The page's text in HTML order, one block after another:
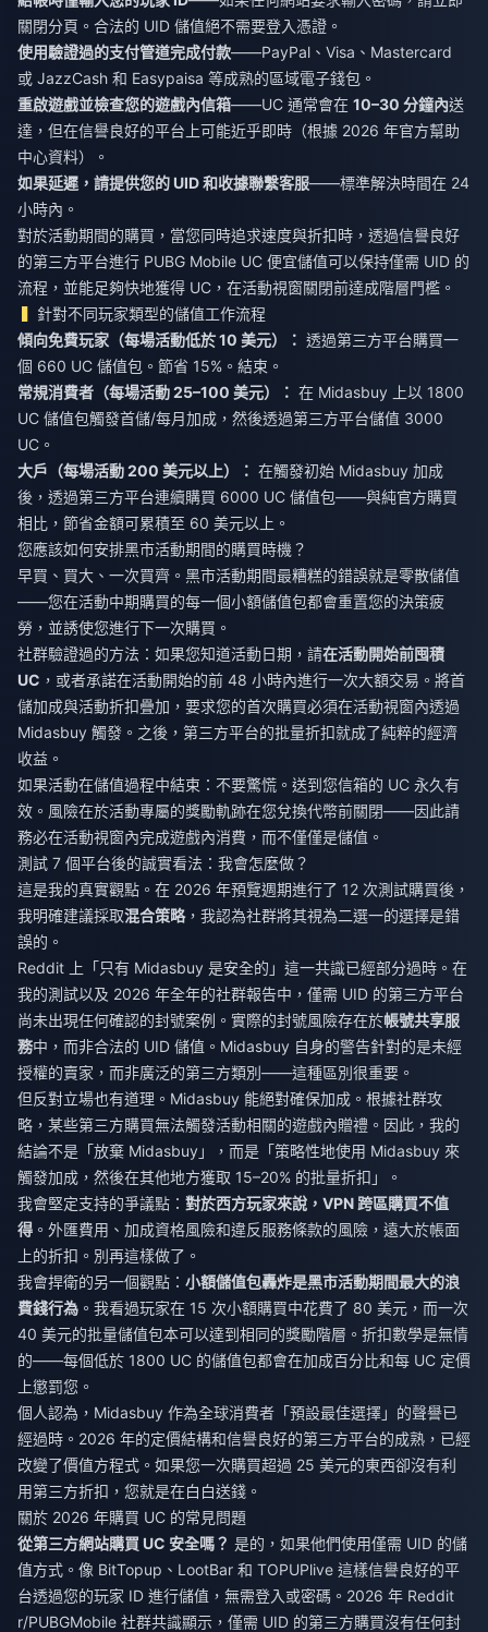
關閉分頁。合法的 UID 儲值絕不需要登入憑證。
使用驗證過的支付管道完成付款——PayPal、Visa、Mastercard
或 JazzCash 和 Easypaisa 等成熟的區域電子錢包。
重啟遊戲並檢查您的遊戲內信箱——UC 通常會在 10–30 分鐘內送
達，但在信譽良好的平台上可能近乎即時（根據 2026 年官方幫助
中心資料）。
如果延遲，請提供您的 UID 和收據聯繫客服——標準解決時間在 24
小時內。
對於活動期間的購買，當您同時追求速度與折扣時，透過信譽良好
的第三方平台進行 PUBG Mobile UC 便宜儲值可以保持僅需 UID 的
流程，並能足夠快地獲得 UC，在活動視窗關閉前達成階層門檻。
針對不同玩家類型的儲值工作流程
傾向免費玩家（每場活動低於 10 美元）： 透過第三方平台購買一
個 660 UC 儲值包。節省 15%。結束。
常規消費者（每場活動 25–100 美元）： 在 Midasbuy 上以 1800
UC 儲值包觸發首儲/每月加成，然後透過第三方平台儲值 3000
UC。
大戶（每場活動 200 美元以上）： 在觸發初始 Midasbuy 加成
後，透過第三方平台連續購買 6000 UC 儲值包——與純官方購買
相比，節省金額可累積至 60 美元以上。
您應該如何安排黑市活動期間的購買時機？
早買、買大、一次買齊。黑市活動期間最糟糕的錯誤就是零散儲值
——您在活動中期購買的每一個小額儲值包都會重置您的決策疲
勞，並誘使您進行下一次購買。
社群驗證過的方法：如果您知道活動日期，請在活動開始前囤積
UC ，或者承諾在活動開始的前 48 小時內進行一次大額交易。將首
儲加成與活動折扣疊加，要求您的首次購買必須在活動視窗內透過
Midasbuy 觸發。之後，第三方平台的批量折扣就成了純粹的經濟
收益。
如果活動在儲值過程中結束：不要驚慌。送到您信箱的 UC 永久有
效。風險在於活動專屬的獎勵軌跡在您兌換代幣前關閉——因此請
務必在活動視窗內完成遊戲內消費，而不僅僅是儲值。
測試 7 個平台後的誠實看法：我會怎麼做？
這是我的真實觀點。在 2026 年預覽週期進行了 12 次測試購買後，
我明確建議採取混合策略，我認為社群將其視為二選一的選擇是錯
誤的。
Reddit 上「只有 Midasbuy 是安全的」這一共識已經部分過時。在
我的測試以及 2026 年全年的社群報告中，僅需 UID 的第三方平台
尚未出現任何確認的封號案例。實際的封號風險存在於帳號共享服
務中，而非合法的 UID 儲值。Midasbuy 自身的警告針對的是未經
授權的賣家，而非廣泛的第三方類別——這種區別很重要。
但反對立場也有道理。Midasbuy 能絕對確保加成。根據社群攻
略，某些第三方購買無法觸發活動相關的遊戲內贈禮。因此，我的
結論不是「放棄 Midasbuy」，而是「策略性地使用 Midasbuy 來
觸發加成，然後在其他地方獲取 15–20% 的批量折扣」。
我會堅定支持的爭議點： 對於西方玩家來說，VPN 跨區購買不值
得 。外匯費用、加成資格風險和違反服務條款的風險，遠大於帳面
上的折扣。別再這樣做了。
我會捍衛的另一個觀點： 小額儲值包轟炸是黑市活動期間最大的浪
費錢行為 。我看過玩家在 15 次小額購買中花費了 80 美元，而一次
40 美元的批量儲值包本可以達到相同的獎勵階層。折扣數學是無情
的——每個低於 1800 UC 的儲值包都會在加成百分比和每 UC 定價
上懲罰您。
個人認為，Midasbuy 作為全球消費者「預設最佳選擇」的聲譽已
經過時。2026 年的定價結構和信譽良好的第三方平台的成熟，已經
改變了價值方程式。如果您一次購買超過 25 美元的東西卻沒有利
用第三方折扣，您就是在白白送錢。
關於 2026 年購買 UC 的常見問題
從第三方網站購買 UC 安全嗎？ 是的，如果他們使用僅需 UID 的儲
值方式。像 BitTopup、LootBar 和 TOPUPlive 這樣信譽良好的平
台透過您的玩家 ID 進行儲值，無需登入或密碼。2026 年 Reddit
r/PUBGMobile 社群共識顯示，僅需 UID 的第三方購買沒有任何封